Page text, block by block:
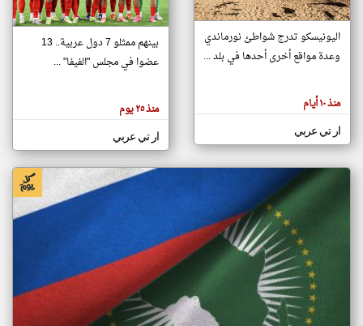
تغيير الدولة
اخبار جزر القمر على مدار الساعة
أهم اخبار جزر القمر العاجلة والمباشرة
هنا عن
وجهة
كاتبيها.
اليونيسكو تدرج شواطئ نورماندي
وعدة مواقع أخرى أحدها في بلد ...
منذ ١٠ أيام
ار تي عربي
بينهم ممثلو 7 دول عربية.. 13
عضوا في مجلس "الفيفا" ...
منذ ٢٥ يوم
ار تي عربي
klyoum.com